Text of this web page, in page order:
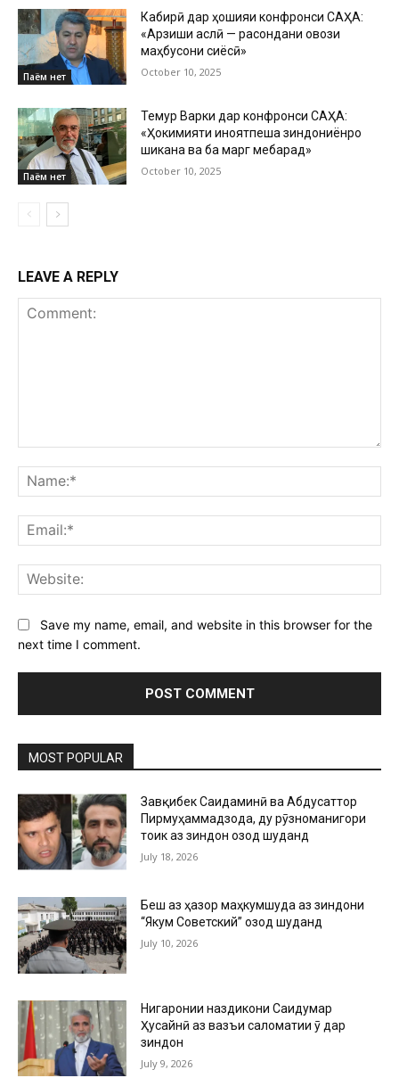
Паём нет
Кабирӣ дар ҳошияи конфронси САҲА:
«Арзиши аслӣ — расондани овози
маҳбусони сиёсӣ»
October 10, 2025
Паём нет
Темур Варки дар конфронси САҲА:
«Ҳокимияти ҷиноятпеша зиндониёнро
шиканҷа ва ба марг мебарад»
October 10, 2025
LEAVE A REPLY
Save my name, email, and website in this browser for the
next time I comment.
MOST POPULAR
Завқибек Саидаминӣ ва Абдусаттор
Пирмуҳаммадзода, ду рӯзноманигори
тоҷик аз зиндон озод шуданд
July 18, 2026
Беш аз ҳазор маҳкумшуда аз зиндони
“Якум Советский” озод шуданд
July 10, 2026
Нигаронии наздикони Саидумар
Ҳусайнӣ аз вазъи саломатии ӯ дар
зиндон
July 9, 2026